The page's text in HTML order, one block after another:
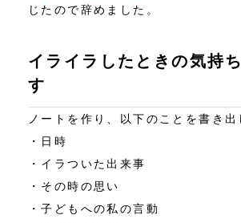
じたので辞めました。
イライラしたときの気持
す
ノートを作り、以下のことを書き出
・日時
・イラついた出来事
・その時の思い
・子どもへの私の言動